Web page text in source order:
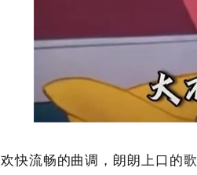
欢快流畅的曲调，朗朗上口的